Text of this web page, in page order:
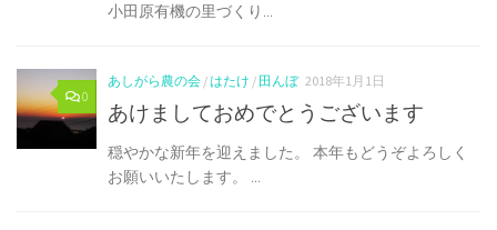
小田原有機の里づくり...
0
あしがら農の会 /はたけ / 田んぼ 2018年1月1日
あけましておめでとうございます
穏やかな新年を迎えました。 本年もどうぞよろしく
お願いいたします。 ...